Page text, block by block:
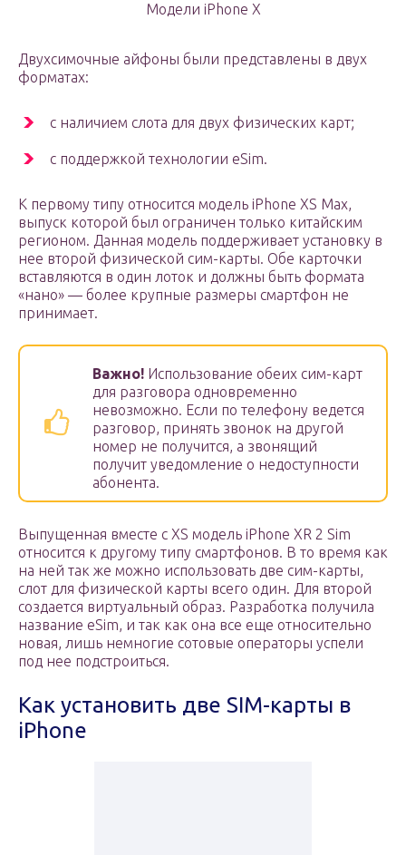
Модели iPhone X
Двухсимочные айфоны были представлены в двух
форматах:
с наличием слота для двух физических карт;
с поддержкой технологии eSim.
К первому типу относится модель iPhone XS Max,
выпуск которой был ограничен только китайским
регионом. Данная модель поддерживает установку в
нее второй физической сим-карты. Обе карточки
вставляются в один лоток и должны быть формата
«нано» — более крупные размеры смартфон не
принимает.
Важно! Использование обеих сим-карт
для разговора одновременно
невозможно. Если по телефону ведется
разговор, принять звонок на другой
номер не получится, а звонящий
получит уведомление о недоступности
абонента.
Выпущенная вместе с XS модель iPhone XR 2 Sim
относится к другому типу смартфонов. В то время как
на ней так же можно использовать две сим-карты,
слот для физической карты всего один. Для второй
создается виртуальный образ. Разработка получила
название eSim, и так как она все еще относительно
новая, лишь немногие сотовые операторы успели
под нее подстроиться.
Как установить две SIM-карты в
iPhone